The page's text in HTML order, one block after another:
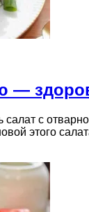
—
с
этого